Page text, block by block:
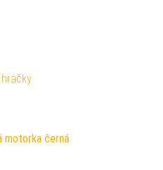
motorka černá